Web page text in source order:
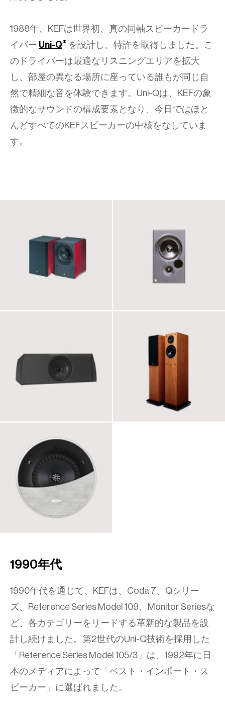
1988年、KEFは世界初、真の同軸スピーカードラ
イバー Uni-Q® を設計し、特許を取得しました。こ
のドライバーは最適なリスニングエリアを拡大
し、部屋の異なる場所に座っている誰もが同じ自
然で精細な音を体験できます。Uni-Qは、KEFの象
徴的なサウンドの構成要素となり、今日ではほと
んどすべてのKEFスピーカーの中核をなしていま
す。
1990年代
1990年代を通じて、KEFは、Coda 7、Qシリー
ズ、Reference Series Model 109、Monitor Seriesな
ど、各カテゴリーをリードする革新的な製品を設
計し続けました。第2世代のUni-Q技術を採用した
「Reference Series Model 105/3」は、1992年に日
本のメディアによって「ベスト・インポート・ス
ピーカー」に選ばれました。